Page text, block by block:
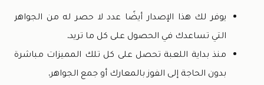
يوفر لك هذا الإصدار أيضًا عدد لا حصر له من الجواهر
التي تساعدك في الحصول على كل ما تريد.
منذ بداية اللعبة تحصل على كل تلك المميزات مباشرة
بدون الحاجة إلى الفوز بالمعارك أو جمع الجواهر.